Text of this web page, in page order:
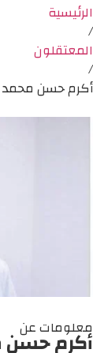
الرئيسية
/
المعتقلون
/
أكرم حسن محمد
معلومات عن
أكرم حسن